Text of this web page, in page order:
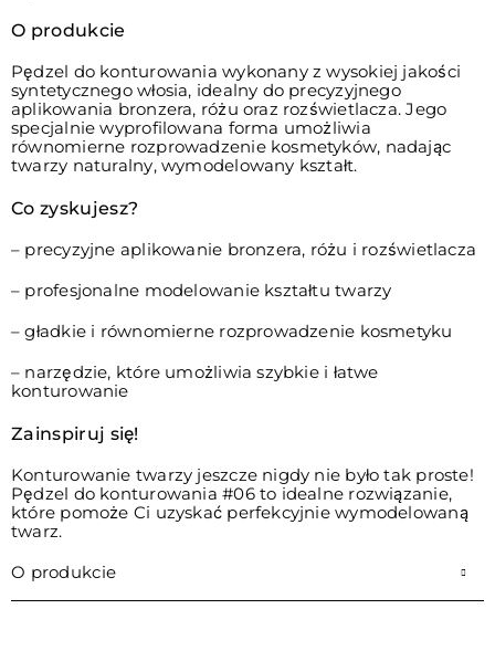
O produkcie
Pędzel do konturowania wykonany z wysokiej jakości
syntetycznego włosia, idealny do precyzyjnego
aplikowania bronzera, różu oraz rozświetlacza. Jego
specjalnie wyprofilowana forma umożliwia
równomierne rozprowadzenie kosmetyków, nadając
twarzy naturalny, wymodelowany kształt.
Co zyskujesz?
– precyzyjne aplikowanie bronzera, różu i rozświetlacza
– profesjonalne modelowanie kształtu twarzy
– gładkie i równomierne rozprowadzenie kosmetyku
– narzędzie, które umożliwia szybkie i łatwe
konturowanie
Zainspiruj się!
Konturowanie twarzy jeszcze nigdy nie było tak proste!
Pędzel do konturowania #06 to idealne rozwiązanie,
które pomoże Ci uzyskać perfekcyjnie wymodelowaną
twarz.
O produkcie